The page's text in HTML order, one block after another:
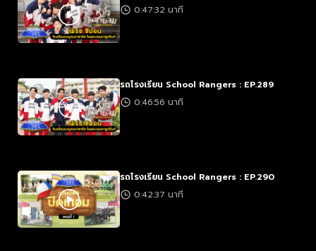
0:47:32 นาที
รถโรงเรียน School Rangers : EP.289
0:46:56 นาที
รถโรงเรียน School Rangers : EP.290
0:42:37 นาที